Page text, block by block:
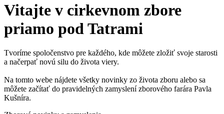
Vitajte v cirkevnom zbore
priamo pod Tatrami
Tvoríme spoločenstvo pre každého, kde môžete zložiť svoje starosti
a načerpať novú silu do života viery.
Na tomto webe nájdete všetky novinky zo života zboru alebo sa
môžete začítať do pravidelných zamyslení zborového farára Pavla
Kušníra.